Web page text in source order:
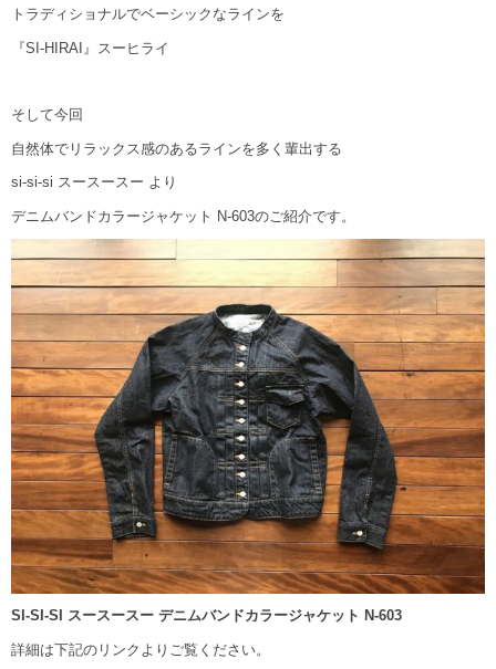
トラディショナルでベーシックなラインを
『SI-HIRAI』スーヒライ
そして今回
自然体でリラックス感のあるラインを多く輩出する
si-si-si スースースー より
デニムバンドカラージャケット N-603のご紹介です。
SI-SI-SI スースースー デニムバンドカラージャケット N-603
詳細は下記のリンクよりご覧ください。